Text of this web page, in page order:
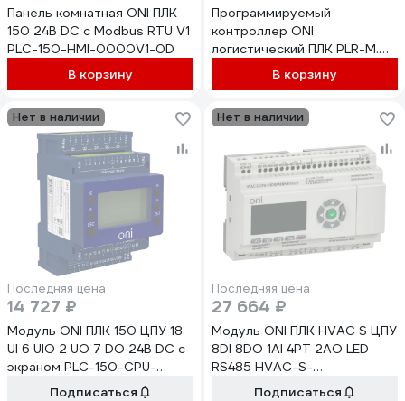
Панель комнатная ONI ПЛК
150 24В DC с Modbus RTU V1
PLC-150-HMI-0000V1-0D
В корзину
Программируемый
контроллер ONI
логистический ПЛК PLR-M.
CPU DI12/DO06 220В AC
PLR-M-CPU-18R00AAC
В корзину
Нет в наличии
Последняя цена
14 727 ₽
Модуль ONI ПЛК 150 ЦПУ 18
UI 6 UIO 2 UO 7 DO 24В DC с
экраном PLC-150-CPU-
18U15U-1DПодписаться
Нет в наличии
Последняя цена
27 664 ₽
Модуль ONI ПЛК HVAC S ЦПУ
8DI 8DO 1AI 4PT 2AO LED
RS485 HVAC-S-
CPU23DRA48NNN00024
Подписаться